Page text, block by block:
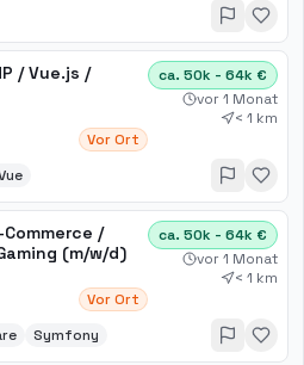
/ Vue.js /
Vor Ort
ca. 50k - 64k €
vor 1 Monat
< 1 km
/
(m/w/d)
Vor Ort
ca. 50k - 64k €
vor 1 Monat
< 1 km
Symfony